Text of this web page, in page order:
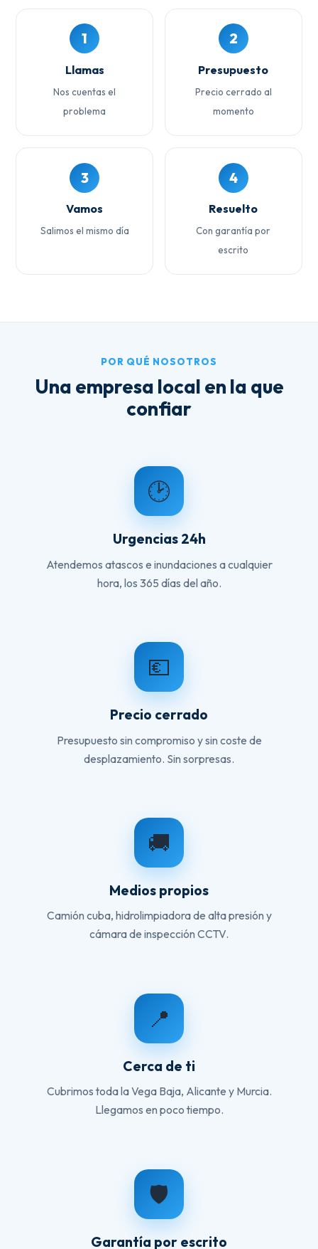
1
Llamas
Nos cuentas el
problema
2
Presupuesto
Precio cerrado al
momento
3
Vamos
Salimos el mismo día
4
Resuelto
Con garantía por
escrito
POR QUÉ NOSOTROS
Una empresa local en la que
confiar
🕑
Urgencias 24h
Atendemos atascos e inundaciones a cualquier
hora, los 365 días del año.
💶
Precio cerrado
Presupuesto sin compromiso y sin coste de
desplazamiento. Sin sorpresas.
🚚
Medios propios
Camión cuba, hidrolimpiadora de alta presión y
cámara de inspección CCTV.
📍
Cerca de ti
Cubrimos toda la Vega Baja, Alicante y Murcia.
Llegamos en poco tiempo.
🛡️
Garantía por escrito